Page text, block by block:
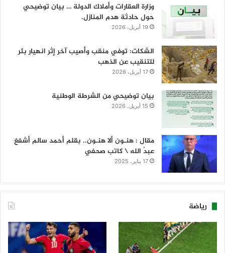
وزارة العقارات وأملاك الدولة … بيان توضيحي
حول حادثة هدم المنازل.
19 أبريل، 2026
الشكات: توفي منقب وأصيب آخر إثر انهيار بئر
للتنقيب عن الذهب
17 أبريل، 2026
بيان توضيحي من الشرطة الوطنية
15 أبريل، 2026
مقال : هنـون ألا هنـون.. بقلم أحمد سالم أشفغ
عبدُ الله \ كاتب صحفي
17 يناير، 2025
رياضة